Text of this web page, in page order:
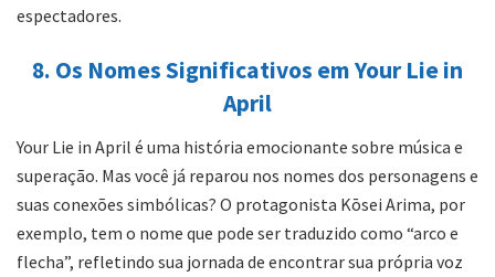
espectadores.
8. Os Nomes Significativos em Your Lie in
April
Your Lie in April é uma história emocionante sobre música e
superação. Mas você já reparou nos nomes dos personagens e
suas conexões simbólicas? O protagonista Kōsei Arima, por
exemplo, tem o nome que pode ser traduzido como “arco e
flecha”, refletindo sua jornada de encontrar sua própria voz